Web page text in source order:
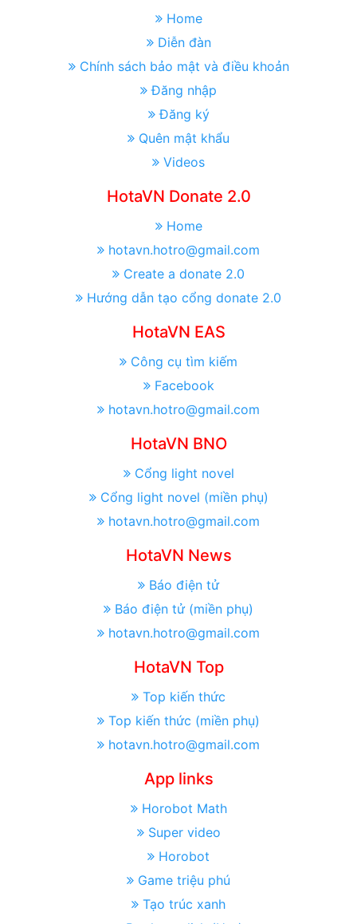
Home
Diễn đàn
Chính sách bảo mật và điều khoản
Đăng nhập
Đăng ký
Quên mật khẩu
Videos
HotaVN Donate 2.0
Home
hotavn.hotro@gmail.com
Create a donate 2.0
Hướng dẫn tạo cổng donate 2.0
HotaVN EAS
Công cụ tìm kiếm
Facebook
hotavn.hotro@gmail.com
HotaVN BNO
Cổng light novel
Cổng light novel (miền phụ)
hotavn.hotro@gmail.com
HotaVN News
Báo điện tử
Báo điện tử (miền phụ)
hotavn.hotro@gmail.com
HotaVN Top
Top kiến thức
Top kiến thức (miền phụ)
hotavn.hotro@gmail.com
App links
Horobot Math
Super video
Horobot
Game triệu phú
Tạo trúc xanh